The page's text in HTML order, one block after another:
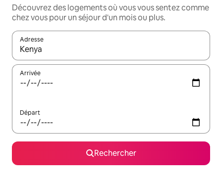
Découvrez des logements où vous vous sentez comme
chez vous pour un séjour d'un mois ou plus.
Adresse
Lorsque les résultats s'affichent, utilisez les flèches vers le
Arrivée
Départ
Rechercher